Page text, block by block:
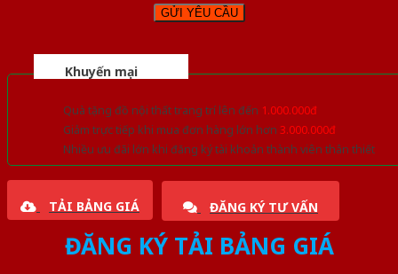
Khuyến mại
Quà tặng đồ nội thất trang trí lên đến 1.000.000đ
Giảm trực tiếp khi mua đơn hàng lớn hơn 3.000.000đ
Nhiều ưu đãi lớn khi đăng ký tài khoản thành viên thân thiết
TẢI BẢNG GIÁ ĐĂNG KÝ TƯ VẤN
ĐĂNG KÝ TẢI BẢNG GIÁ